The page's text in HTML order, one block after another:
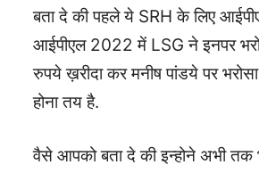
बता दे की पहले ये SRH के लिए
आईपीएल 2022 में LSG ने इनपर
रुपये ख़रीदा कर मनीष पांडये पर
होना तय है.
वैसे आपको बता दे की इन्होने अभी